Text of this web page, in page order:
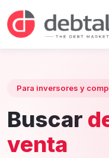
Para inversores y
Buscar
venta